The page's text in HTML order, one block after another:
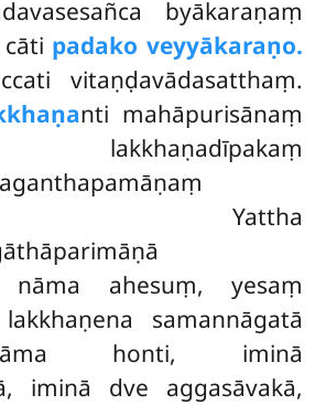
byākaraṇaṃ
padako veyyākaraṇo.
vitaṇḍavādasatthaṃ.
nti mahāpurisānaṃ
lakkhaṇadīpakaṃ
Yattha
nāma ahesuṃ, yesaṃ
samannāgatā
honti, iminā
iminā dve aggasāvakā,